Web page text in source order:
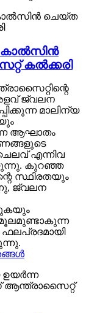
കൽക്കരി
ജ്വലന
മാലിന്യ
ആഘാതം
എന്നിവ
കുറഞ്ഞ
സ്ഥിരതയും
ജ്വലന